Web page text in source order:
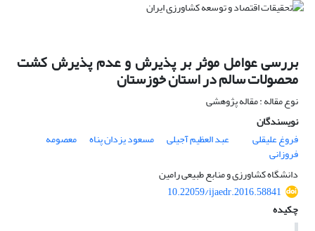
بررسی عوامل موثر بر پذیرش و عدم پذیرش کشت
محصولات سالم در استان خوزستان
نوع مقاله : مقاله پژوهشی
نویسندگان
فروغ علیقلی
عبد العظیم آجیلی مسعود یزدان پناه معصومه
فروزانی
دانشگاه کشاورزی و منابع طبیعی رامین
10.22059/ijaedr.2016.58841
چکیده